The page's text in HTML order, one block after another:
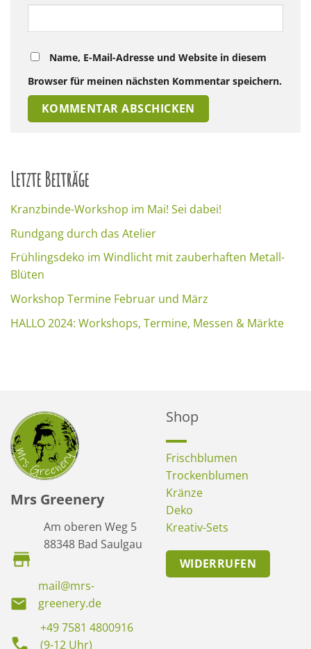
Name, E-Mail-Adresse und Website in diesem
Browser für meinen nächsten Kommentar speichern.
Letzte Beiträge
Kranzbinde-Workshop im Mai! Sei dabei!
Rundgang durch das Atelier
Frühlingsdeko im Windlicht mit zauberhaften Metall-
Blüten
Workshop Termine Februar und März
HALLO 2024: Workshops, Termine, Messen & Märkte
Mrs Greenery
Am oberen Weg 5
88348 Bad Saulgau
mail@mrs-
greenery.de
+49 7581 4800916
(9-12 Uhr)
Shop
Frischblumen
Trockenblumen
Kränze
Deko
Kreativ-Sets
WIDERRUFEN